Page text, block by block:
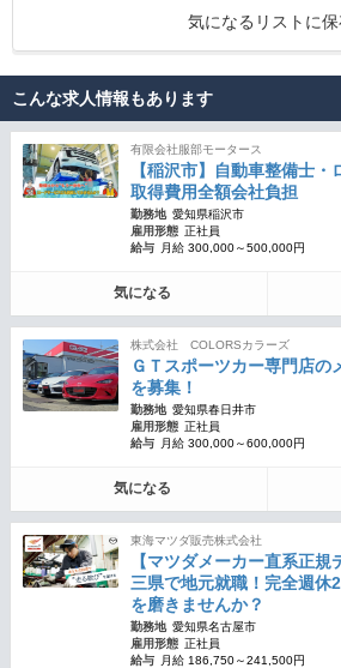
気になるリストに
こんな求人情報もあります
有限会社服部モータース
【稲沢市】自動車整備士
取得費用全額会社負担
勤務地 愛知県稲沢市
雇用形態 正社員
給与
月給 300,000～500,000円
気になる
株式会社 COLORSカラーズ
ＧＴスポーツカー専門店の
を募集！
勤務地 愛知県春日井市
雇用形態 正社員
給与
月給 300,000～600,000円
気になる
東海マツダ販売株式会社
【マツダメーカー直系正
三県で地元就職！完全週休
を磨きませんか？
勤務地 愛知県名古屋市
雇用形態 正社員
給与
月給 186,750～241,500円